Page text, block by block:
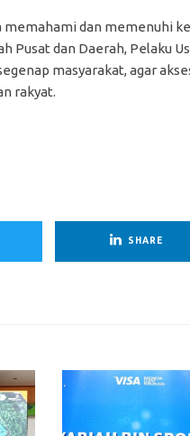
dan memenuhi
Pusat dan Daerah, Pelaku
masyarakat, agar
rakyat.
SHARE